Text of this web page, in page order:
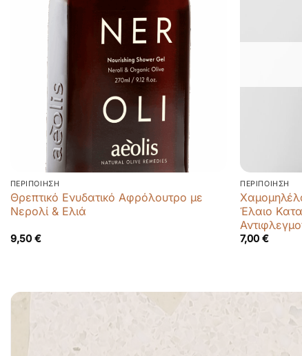
ΠΕΡΙΠΟΊΗΣΗ
Θρεπτικό Ενυδατικό Αφρόλουτρο με
Νερολί & Ελιά
9,50 €
ΠΕΡΙΠΟΊΗΣΗ
Έλαιο
7,00€